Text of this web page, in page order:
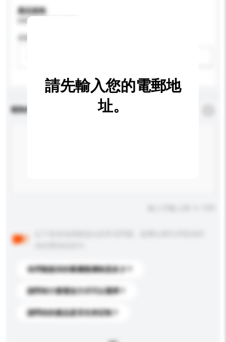
產品規格
請提供您對產品的特定要求。
查詢內容
你們能提供的最優惠價格是多少？
請問有什麼運送方式可以選擇？
請問你的產品是否支持定制？
請先輸入您的電郵地
址。